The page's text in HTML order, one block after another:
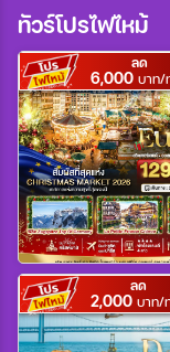
สายการบิน
ตั้งแต่วันที่
ถึงวันที่
เฉพาะเดือน
ทัวร์โปรไฟไหม้
ลด
6,000 บาท/
ลด
2,000 บาท/